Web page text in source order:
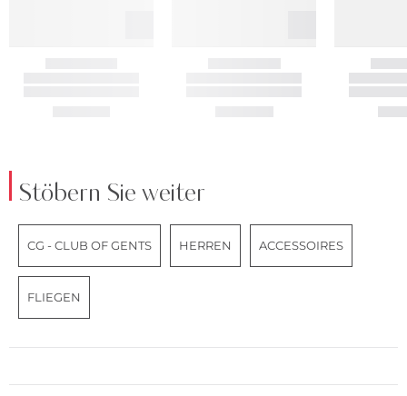
Stöbern Sie weiter
CG - CLUB OF GENTS HERREN ACCESSOIRES
FLIEGEN